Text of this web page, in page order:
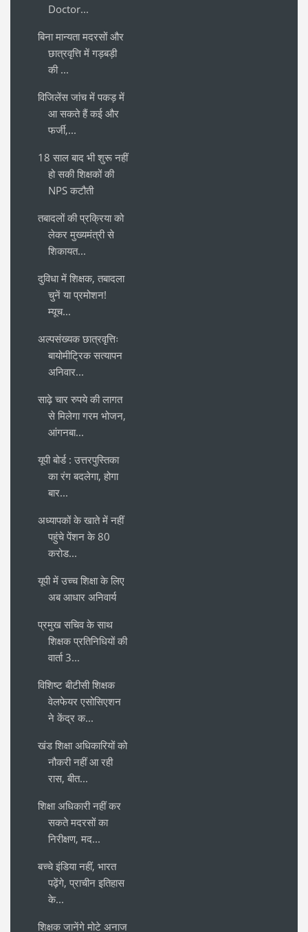
Doctor...
बिना मान्यता मदरसों और
छात्रवृत्ति में गड़बड़ी
की ...
विजिलेंस जांच में पकड़ में
आ सकते हैं कई और
फर्जी,...
18 साल बाद भी शुरू नहीं
हो सकी शिक्षकों की
NPS कटौती
तबादलों की प्रक्रिया को
लेकर मुख्यमंत्री से
शिकायत...
दुविधा में शिक्षक, तबादला
चुनें या प्रमोशन!
म्यूच...
अल्पसंख्यक छात्रवृत्तिः
बायोमीट्रिक सत्यापन
अनिवार...
साढ़े चार रुपये की लागत
से मिलेगा गरम भोजन,
आंगनबा...
यूपी बोर्ड : उत्तरपुस्तिका
का रंग बदलेगा, होगा
बार...
अध्यापकों के खाते में नहीं
पहुंचे पेंशन के 80
करोड...
यूपी में उच्च शिक्षा के लिए
अब आधार अनिवार्य
प्रमुख सचिव के साथ
शिक्षक प्रतिनिधियों की
वार्ता 3...
विशिष्ट बीटीसी शिक्षक
वेलफेयर एसोसिएशन
ने केंद्र क...
खंड शिक्षा अधिकारियों को
नौकरी नहीं आ रही
रास, बीत...
शिक्षा अधिकारी नहीं कर
सकते मदरसों का
निरीक्षण, मद...
बच्चे इंडिया नहीं, भारत
पढ़ेंगे, प्राचीन इतिहास
के...
शिक्षक जानेंगे मोटे अनाज